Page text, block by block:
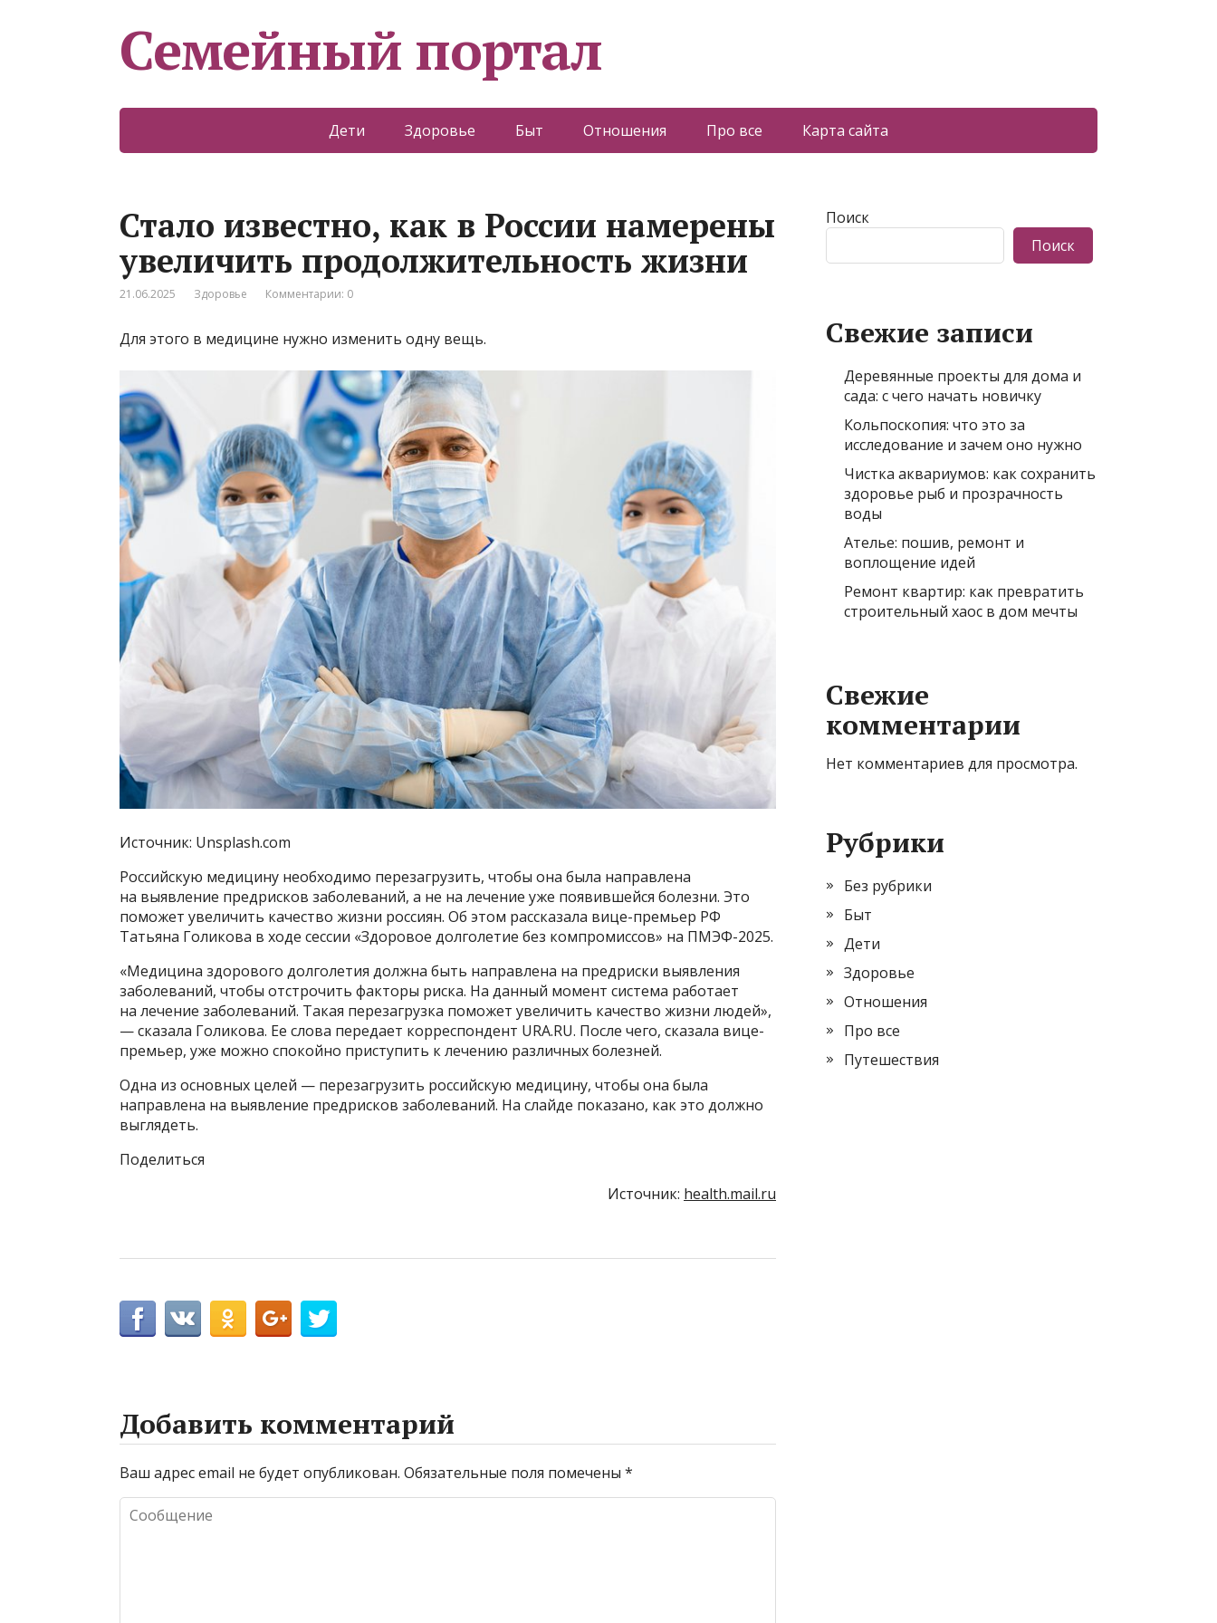
Семейный портал
Дети Здоровье Быт Отношения Про все Карта сайта
Стало известно, как в России намерены
увеличить продолжительность жизни
21.06.2025 Здоровье Комментарии: 0
Для этого в медицине нужно изменить одну вещь.
Источник: Unsplash.com
Российскую медицину необходимо перезагрузить, чтобы она была направлена
на выявление предрисков заболеваний, а не на лечение уже появившейся болезни. Это
поможет увеличить качество жизни россиян. Об этом рассказала вице-премьер РФ
Татьяна Голикова в ходе сессии «Здоровое долголетие без компромиссов» на ПМЭФ-2025.
«Медицина здорового долголетия должна быть направлена на предриски выявления
заболеваний, чтобы отстрочить факторы риска. На данный момент система работает
на лечение заболеваний. Такая перезагрузка поможет увеличить качество жизни людей»,
— сказала Голикова. Ее слова передает корреспондент URA.RU. После чего, сказала вице-
премьер, уже можно спокойно приступить к лечению различных болезней.
Одна из основных целей — перезагрузить российскую медицину, чтобы она была
направлена на выявление предрисков заболеваний. На слайде показано, как это должно
выглядеть.
Поделиться
Источник: health.mail.ru
Добавить комментарий
Ваш адрес email не будет опубликован. Обязательные поля помечены *
Поиск
Поиск
Свежие записи
Деревянные проекты для дома и
сада: с чего начать новичку
Кольпоскопия: что это за
исследование и зачем оно нужно
Чистка аквариумов: как сохранить
здоровье рыб и прозрачность
воды
Ателье: пошив, ремонт и
воплощение идей
Ремонт квартир: как превратить
строительный хаос в дом мечты
Свежие
комментарии
Нет комментариев для просмотра.
Рубрики
Без рубрики
Быт
Дети
Здоровье
Отношения
Про все
Путешествия